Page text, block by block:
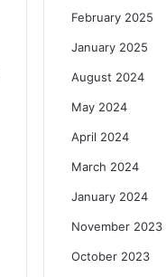
February 2025
January 2025
August 2024
May 2024
April 2024
March 2024
January 2024
November 2023
October 2023